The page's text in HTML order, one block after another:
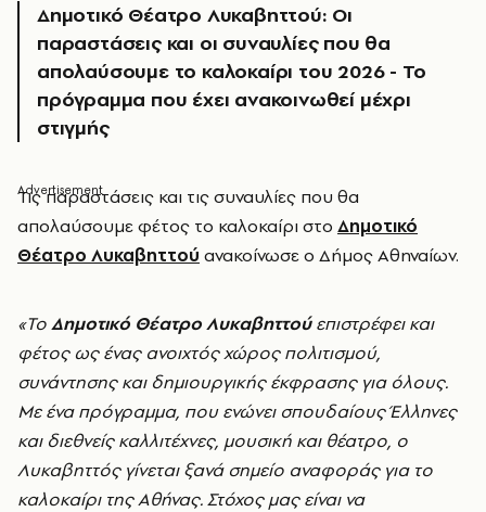
Δημοτικό Θέατρο Λυκαβηττού: Οι
παραστάσεις και οι συναυλίες που θα
απολαύσουμε το καλοκαίρι του 2026 - Το
πρόγραμμα που έχει ανακοινωθεί μέχρι
στιγμής
Τις παραστάσεις και τις συναυλίες που θα
απολαύσουμε φέτος το καλοκαίρι στο Δημοτικό
Θέατρο Λυκαβηττού ανακοίνωσε ο Δήμος Αθηναίων.
«ΤοΔημοτικό Θέατρο Λυκαβηττούεπιστρέφει και
φέτος ως ένας ανοιχτός χώρος πολιτισμού,
συνάντησης και δημιουργικής έκφρασης για όλους.
Με ένα πρόγραμμα, που ενώνει σπουδαίους Έλληνες
και διεθνείς καλλιτέχνες, μουσική και θέατρο, ο
Λυκαβηττός γίνεται ξανά σημείο αναφοράς για το
καλοκαίρι της Αθήνας. Στόχος μας είναι να